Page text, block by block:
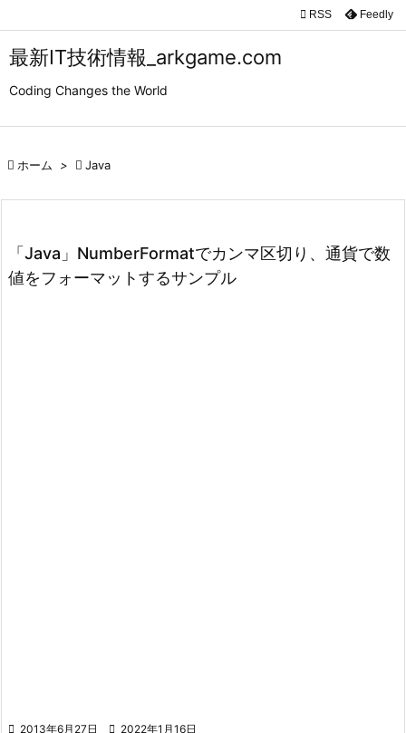
最新IT技術情報_arkgame.com
Coding Changes the World


検索
 RSS Feedly
 ホーム >  Java
「Java」NumberFormatでカンマ区切り、通貨で数
値をフォーマットするサンプル
 2013年6月27日  2022年1月16日